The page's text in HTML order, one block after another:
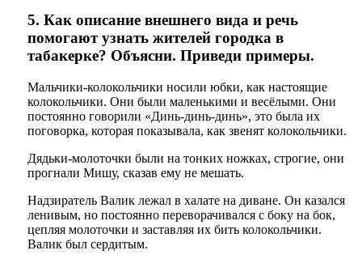
5. Как описание внешнего вида и речь
помогают узнать жителей городка в
табакерке? Объясни. Приведи примеры.
Мальчики-колокольчики носили юбки, как настоящие
колокольчики. Они были маленькими и весёлыми. Они
постоянно говорили «Динь-динь-динь», это была их
поговорка, которая показывала, как звенят колокольчики.
Дядьки-молоточки были на тонких ножках, строгие, они
прогнали Мишу, сказав ему не мешать.
Надзиратель Валик лежал в халате на диване. Он казался
ленивым, но постоянно переворачивался с боку на бок,
цепляя молоточки и заставляя их бить колокольчики.
Валик был сердитым.